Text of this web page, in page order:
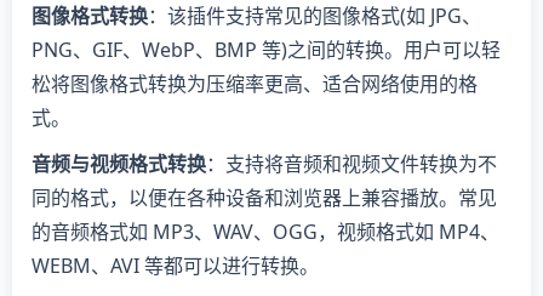
图像格式转换：该插件支持常见的图像格式(如 JPG、
PNG、GIF、WebP、BMP 等)之间的转换。用户可以轻
松将图像格式转换为压缩率更高、适合网络使用的格
式。
音频与视频格式转换：支持将音频和视频文件转换为不
同的格式，以便在各种设备和浏览器上兼容播放。常见
的音频格式如 MP3、WAV、OGG，视频格式如 MP4、
WEBM、AVI 等都可以进行转换。